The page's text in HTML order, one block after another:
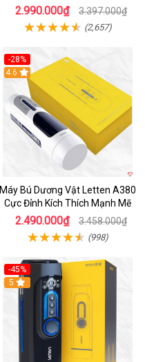
Phê
2.990.000₫ 3.397.000₫
(2,657)
-28%
Hot
4.6
Máy Bú Dương Vật Letten A380
Cực Đỉnh Kích Thích Mạnh Mẽ
2.490.000₫ 3.458.000₫
(998)
-45%
Hot
5